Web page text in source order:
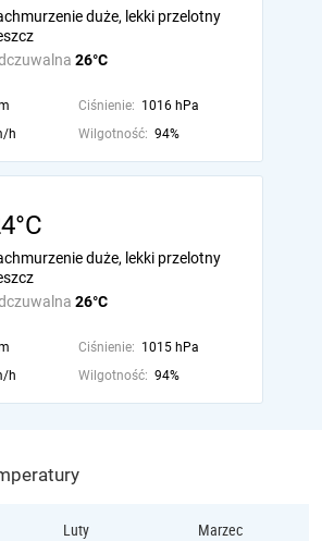
26°C
duże, lekki przelotny
Ciśnienie: 1016 hPa
h Wilgotność: 94%
26°C
duże, lekki przelotny
Ciśnienie: 1015 hPa
h Wilgotność: 94%
Luty Marzec